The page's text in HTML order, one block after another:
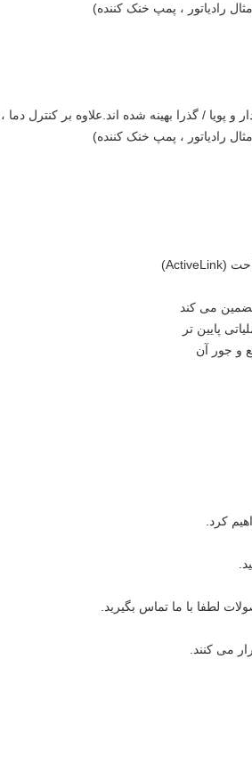
رادیاتور ، پمپ خنک کننده)
پویا / گذرا بهینه شده اند.علاوه بر کنترل دما ،
رادیاتور ، پمپ خنک کننده)
تضمین می کند
پایین تر
و جور آن
کرد.
می کنند.